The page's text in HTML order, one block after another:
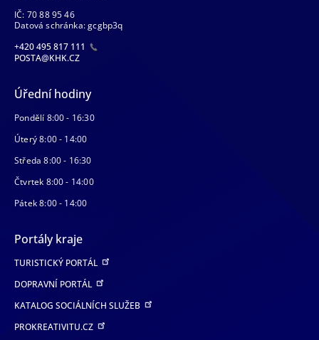
IČ: 70 88 95 46
Datová schránka: gcgbp3q
+420 495 817 111
POSTA@KHK.CZ
Úřední hodiny
Pondělí 8:00 - 16:30
Úterý 8:00 - 14:00
Středa 8:00 - 16:30
Čtvrtek 8:00 - 14:00
Pátek 8:00 - 14:00
Portály kraje
TURISTICKÝ PORTÁL
DOPRAVNÍ PORTÁL
KATALOG SOCIÁLNÍCH SLUŽEB
PROKREATIVITU.CZ